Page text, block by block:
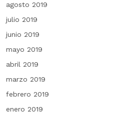
agosto 2019
julio 2019
junio 2019
mayo 2019
abril 2019
marzo 2019
febrero 2019
enero 2019